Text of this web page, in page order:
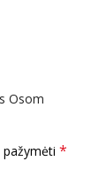
Osom
pažymėti *